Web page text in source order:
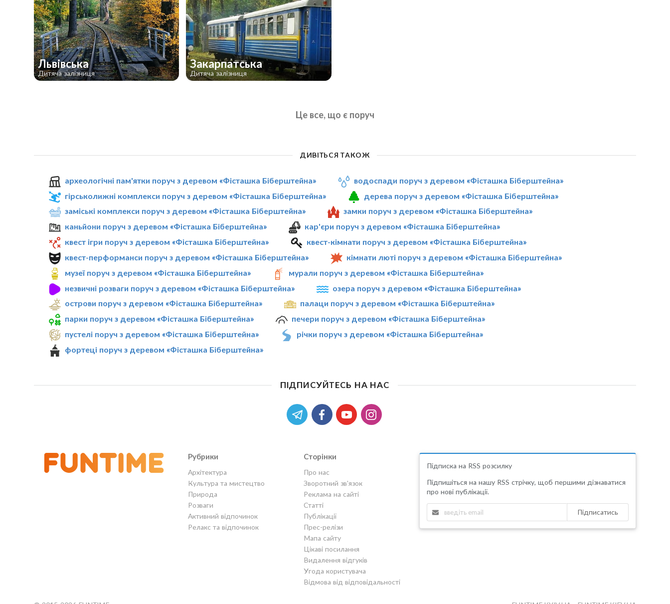
Львівська
Дитяча залізниця
Закарпатська
Дитяча залізниця
Це все, що є поруч
ДИВІТЬСЯ ТАКОЖ
археологічні пам'ятки поруч з деревом «Фісташка Біберштейна»
водоспади поруч з деревом «Фісташка Біберштейна»
гірськолижні комплекси поруч з деревом «Фісташка Біберштейна»
дерева поруч з деревом «Фісташка Біберштейна»
заміські комплекси поруч з деревом «Фісташка Біберштейна»
замки поруч з деревом «Фісташка Біберштейна»
каньйони поруч з деревом «Фісташка Біберштейна»
кар'єри поруч з деревом «Фісташка Біберштейна»
квест ігри поруч з деревом «Фісташка Біберштейна»
квест-кімнати поруч з деревом «Фісташка Біберштейна»
квест-перформанси поруч з деревом «Фісташка Біберштейна»
кімнати люті поруч з деревом «Фісташка Біберштейна»
музеї поруч з деревом «Фісташка Біберштейна»
мурали поруч з деревом «Фісташка Біберштейна»
незвичні розваги поруч з деревом «Фісташка Біберштейна»
озера поруч з деревом «Фісташка Біберштейна»
острови поруч з деревом «Фісташка Біберштейна»
палаци поруч з деревом «Фісташка Біберштейна»
парки поруч з деревом «Фісташка Біберштейна»
печери поруч з деревом «Фісташка Біберштейна»
пустелі поруч з деревом «Фісташка Біберштейна»
річки поруч з деревом «Фісташка Біберштейна»
фортеці поруч з деревом «Фісташка Біберштейна»
ПІДПИСУЙТЕСЬ НА НАС
Рубрики
Архітектура
Культура та мистецтво
Природа
Розваги
Активний відпочинок
Релакс та відпочинок
Сторінки
Про нас
Зворотний зв'язок
Реклама на сайті
Статті
Публікації
Прес-релізи
Мапа сайту
Цікаві посилання
Видалення відгуків
Угода користувача
Відмова від відповідальності
Підписка на RSS розсилку
Підпишіться на нашу RSS стрічку, щоб першими дізнаватися
про нові публікації.
Підписатись